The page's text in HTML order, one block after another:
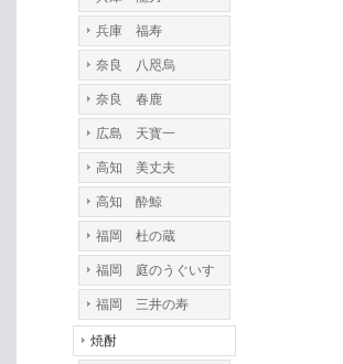
兵庫 福寿
奈良 八咫烏
奈良 春鹿
広島 天寳一
高知 美丈夫
高知 酔鯨
福岡 杜の蔵
福岡 庭のうぐいす
福岡 三井の寿
焼酎